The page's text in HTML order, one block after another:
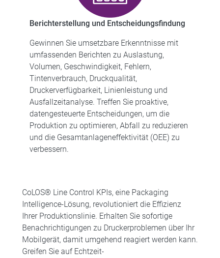
Berichterstellung und Entscheidungsfindung
Gewinnen Sie umsetzbare Erkenntnisse mit
umfassenden Berichten zu Auslastung,
Volumen, Geschwindigkeit, Fehlern,
Tintenverbrauch, Druckqualität,
Druckerverfügbarkeit, Linienleistung und
Ausfallzeitanalyse. Treffen Sie proaktive,
datengesteuerte Entscheidungen, um die
Produktion zu optimieren, Abfall zu reduzieren
und die Gesamtanlageneffektivität (OEE) zu
verbessern.
CoLOS® Line Control KPIs, eine Packaging
Intelligence-Lösung, revolutioniert die Effizienz
Ihrer Produktionslinie. Erhalten Sie sofortige
Benachrichtigungen zu Druckerproblemen über Ihr
Mobilgerät, damit umgehend reagiert werden kann.
Greifen Sie auf Echtzeit-